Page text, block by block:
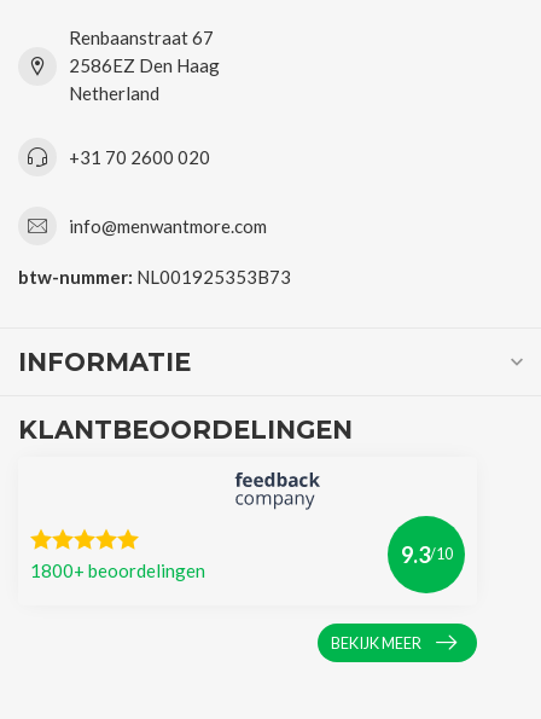
Renbaanstraat 67
2586EZ Den Haag
Netherland
+31 70 2600 020
info@menwantmore.com
btw-nummer: NL001925353B73
INFORMATIE
KLANTBEOORDELINGEN
1800+ beoordelingen
9.3/10
BEKIJK MEER